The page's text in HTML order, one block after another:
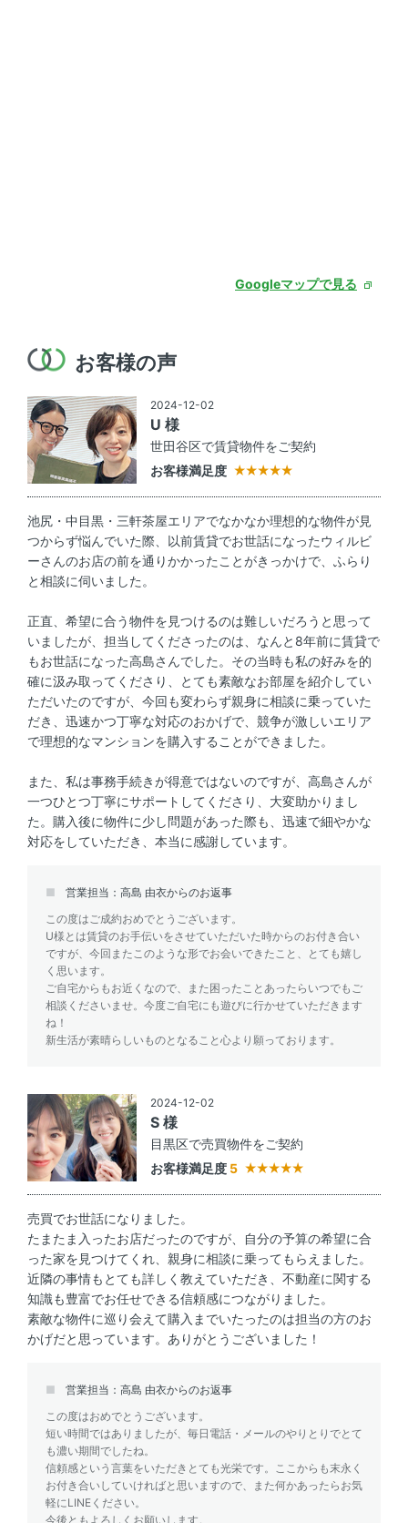
Googleマップで見る
お客様の声
2024-12-02
U 様
世田谷区で賃貸物件をご契約
お客様満足度
池尻・中目黒・三軒茶屋エリアでなかなか理想的な物件が見
つからず悩んでいた際、以前賃貸でお世話になったウィルビ
ーさんのお店の前を通りかかったことがきっかけで、ふらり
と相談に伺いました。
正直、希望に合う物件を見つけるのは難しいだろうと思って
いましたが、担当してくださったのは、なんと8年前に賃貸で
もお世話になった高島さんでした。その当時も私の好みを的
確に汲み取ってくださり、とても素敵なお部屋を紹介してい
ただいたのですが、今回も変わらず親身に相談に乗っていた
だき、迅速かつ丁寧な対応のおかげで、競争が激しいエリア
で理想的なマンションを購入することができました。
また、私は事務手続きが得意ではないのですが、高島さんが
一つひとつ丁寧にサポートしてくださり、大変助かりまし
た。購入後に物件に少し問題があった際も、迅速で細やかな
対応をしていただき、本当に感謝しています。
営業担当：高島 由衣からのお返事
この度はご成約おめでとうございます。
U様とは賃貸のお手伝いをさせていただいた時からのお付き合い
ですが、今回またこのような形でお会いできたこと、とても嬉し
く思います。
ご自宅からもお近くなので、また困ったことあったらいつでもご
相談くださいませ。今度ご自宅にも遊びに行かせていただきます
ね！
新生活が素晴らしいものとなること心より願っております。
2024-12-02
S 様
目黒区で売買物件をご契約
お客様満足度 5
売買でお世話になりました。
たまたま入ったお店だったのですが、自分の予算の希望に合
った家を見つけてくれ、親身に相談に乗ってもらえました。
近隣の事情もとても詳しく教えていただき、不動産に関する
知識も豊富でお任せできる信頼感につながりました。
素敵な物件に巡り会えて購入までいたったのは担当の方のお
かげだと思っています。ありがとうございました！
営業担当：高島 由衣からのお返事
この度はおめでとうございます。
短い時間ではありましたが、毎日電話・メールのやりとりでとて
も濃い期間でしたね。
信頼感という言葉をいただきとても光栄です。ここからも末永く
お付き合いしていければと思いますので、また何かあったらお気
軽にLINEください。
今後ともよろしくお願いします。